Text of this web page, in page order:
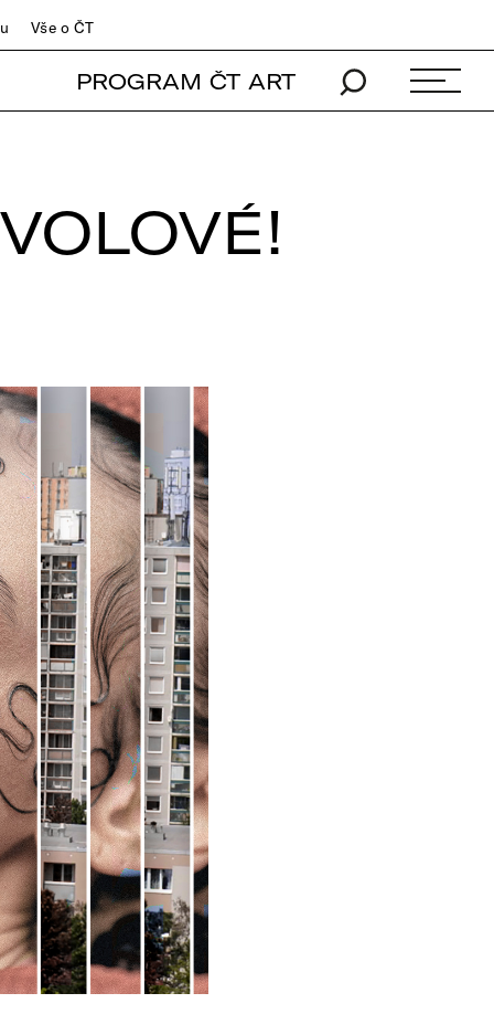
Vše o ČT
PROGRAM ČT ART